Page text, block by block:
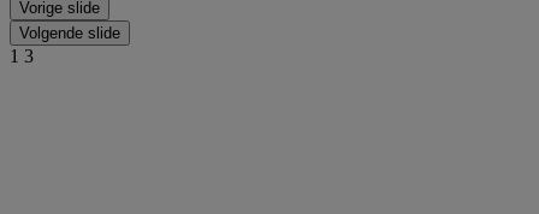
Vorige slide
Volgende slide
1 3